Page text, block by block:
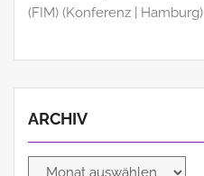
(FIM) (Konferenz | Hamburg)
ARCHIV
Archiv